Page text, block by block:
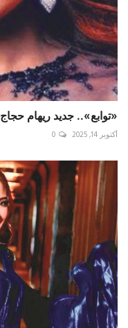
«توابع».. جديد ريهام حجاج
أكتوبر 14, 2025 0